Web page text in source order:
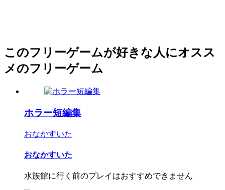
このフリーゲームが好きな人にオスス
メのフリーゲーム
ホラー短編集
おなかすいた
おなかすいた
水族館に行く前のプレイはおすすめできません